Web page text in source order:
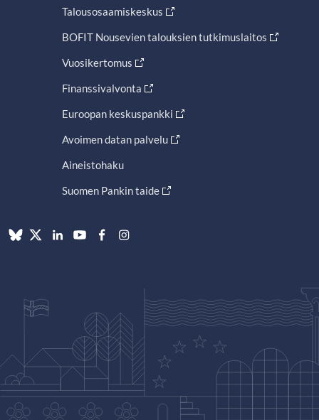
Talousosaamiskeskus
BOFIT Nousevien talouksien tutkimuslaitos
Vuosikertomus
Finanssivalvonta
Euroopan keskuspankki
Avoimen datan palvelu
Aineistohaku
Suomen Pankin taide